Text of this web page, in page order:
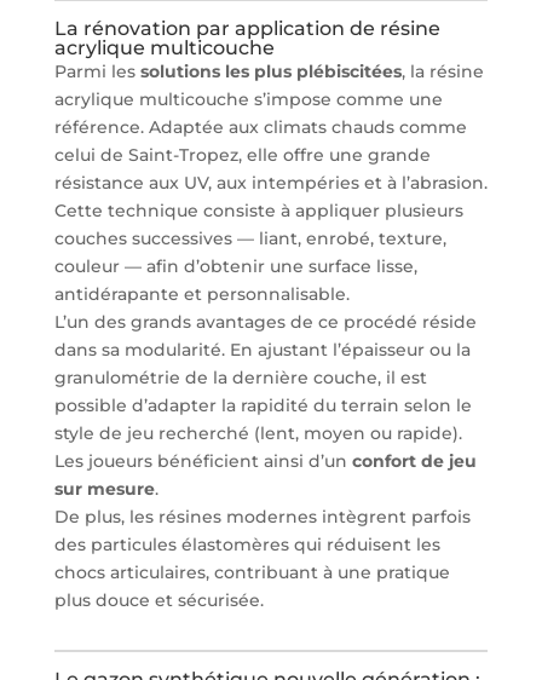
La rénovation par application de résine
acrylique multicouche
Parmi les solutions les plus plébiscitées, la résine
acrylique multicouche s’impose comme une
référence. Adaptée aux climats chauds comme
celui de Saint-Tropez, elle offre une grande
résistance aux UV, aux intempéries et à l’abrasion.
Cette technique consiste à appliquer plusieurs
couches successives — liant, enrobé, texture,
couleur — afin d’obtenir une surface lisse,
antidérapante et personnalisable.
L’un des grands avantages de ce procédé réside
dans sa modularité. En ajustant l’épaisseur ou la
granulométrie de la dernière couche, il est
possible d’adapter la rapidité du terrain selon le
style de jeu recherché (lent, moyen ou rapide).
Les joueurs bénéficient ainsi d’un confort de jeu
sur mesure.
De plus, les résines modernes intègrent parfois
des particules élastomères qui réduisent les
chocs articulaires, contribuant à une pratique
plus douce et sécurisée.